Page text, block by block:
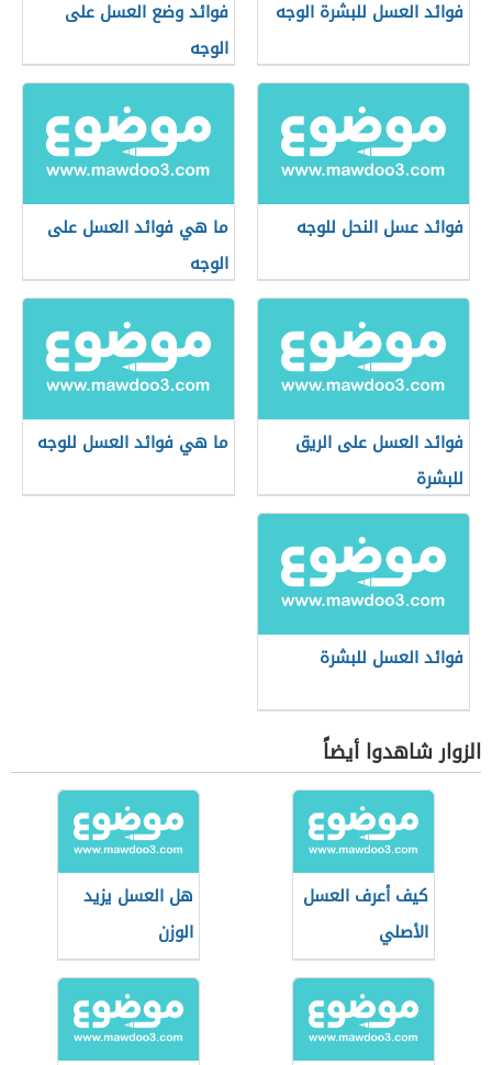
فوائد العسل للبشرة الوجه
فوائد وضع العسل على
الوجه
فوائد عسل النحل للوجه
ما هي فوائد العسل على
الوجه
فوائد العسل على الريق
للبشرة
ما هي فوائد العسل للوجه
فوائد العسل للبشرة
الزوار شاهدوا أيضاً
كيف أعرف العسل
الأصلي
هل العسل يزيد
الوزن